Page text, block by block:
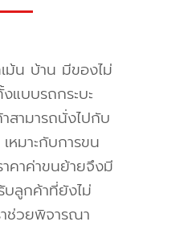
น บ้าน มีของไม่
งแบบรถกระบะ
สามารถนั่งไปกับ
หมาะกับการขน
คาค่าขนย้ายจึงมี
ลูกค้าที่ยังไม่
ช่วยพิจารณา